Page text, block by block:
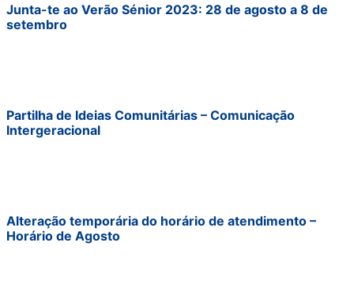
Junta-te ao Verão Sénior 2023: 28 de agosto a 8 de
setembro
Partilha de Ideias Comunitárias – Comunicação
Intergeracional
Alteração temporária do horário de atendimento –
Horário de Agosto